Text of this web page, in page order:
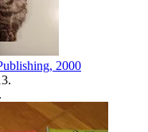
2000
.
.